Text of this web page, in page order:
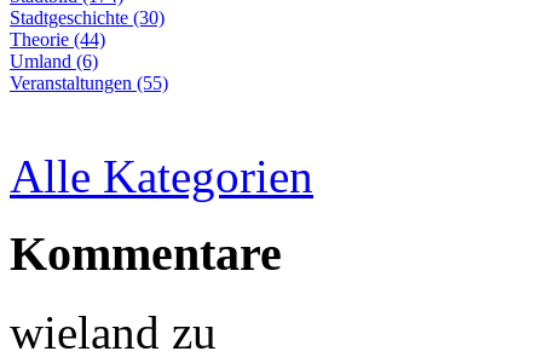
Stadtgeschichte (30)
Theorie (44)
Umland (6)
Veranstaltungen (55)
Alle Kategorien
Kommentare
wieland zu